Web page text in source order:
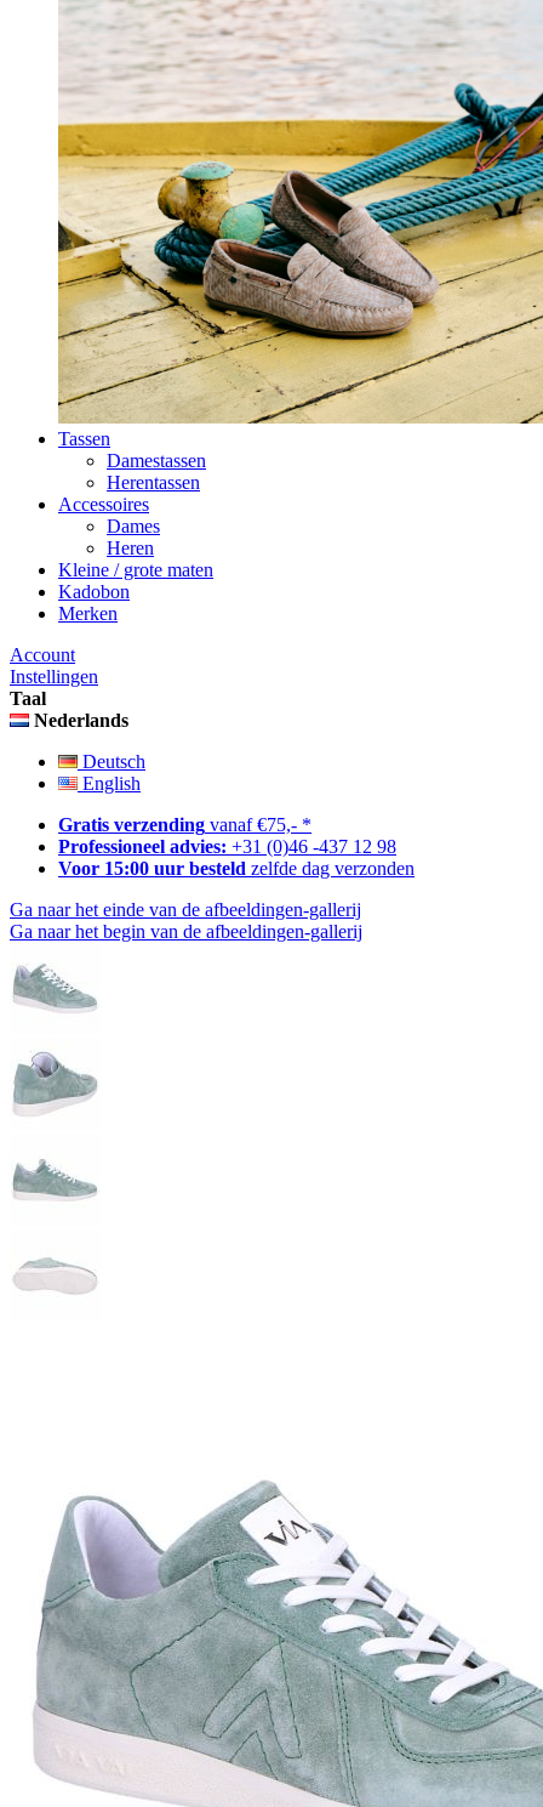
Tassen
Damestassen
Herentassen
Accessoires
Dames
Heren
Kleine / grote maten
Kadobon
Merken
Account
Instellingen
Taal
Nederlands
Deutsch
English
Gratis verzending vanaf €75,- *
Professioneel advies: +31 (0)46 -437 12 98
Voor 15:00 uur besteld zelfde dag verzonden
Ga naar het einde van de afbeeldingen-gallerij
Ga naar het begin van de afbeeldingen-gallerij